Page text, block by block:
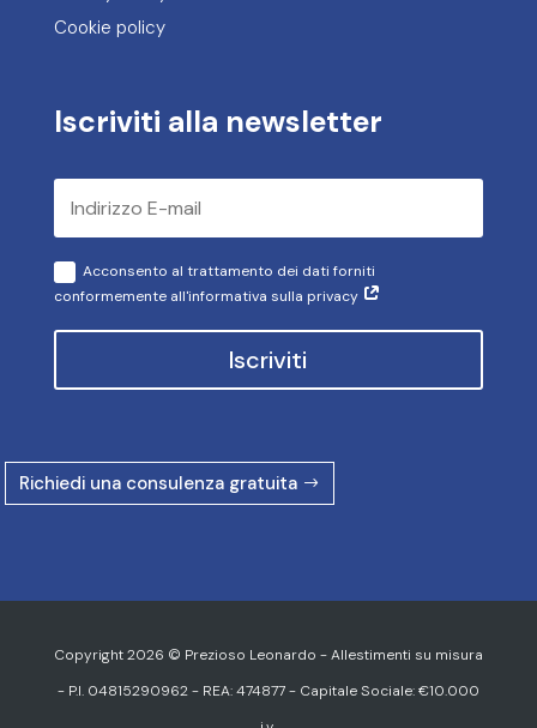
Cookie policy
Iscriviti alla newsletter
Acconsento al trattamento dei dati forniti
conformemente all'informativa sulla privacy
Iscriviti
Richiedi una consulenza gratuita
Copyright 2026 © Prezioso Leonardo - Allestimenti su misura
- P.I. 04815290962 - REA: 474877 - Capitale Sociale: €10.000